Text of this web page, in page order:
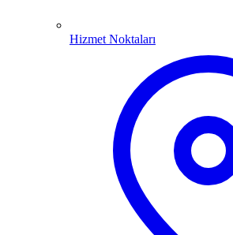
Hizmet Noktaları